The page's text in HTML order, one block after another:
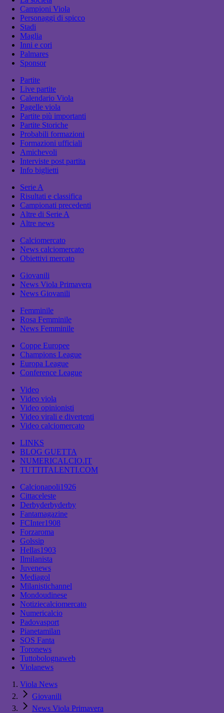
Campioni Viola
Personaggi di spicco
Stadi
Maglia
Inni e cori
Palmares
Sponsor
Partite
Live partite
Calendario Viola
Pagelle viola
Partite più importanti
Partite Storiche
Probabili formazioni
Formazioni ufficiali
Amichevoli
Interviste post partita
Info biglietti
Serie A
Risultati e classifica
Campionati precedenti
Altre di Serie A
Altre news
Calciomercato
News calciomercato
Obiettivi mercato
Giovanili
News Viola Primavera
News Giovanili
Femminile
Rosa Femminile
News Femminile
Coppe Europee
Champions League
Europa League
Conference League
Video
Video viola
Video opinionisti
Video virali e divertenti
Video calciomercato
LINKS
BLOG GUETTA
NUMERICALCIO.IT
TUTTITALENTI.COM
Calcionapoli1926
Cittaceleste
Derbyderbyderby
Fantamagazine
FCInter1908
Forzaroma
Golssip
Hellas1903
Ilmilanista
Juvenews
Mediagol
Milanistichannel
Mondoudinese
Notiziecalciomercato
Numericalcio
Padovasport
Pianetamilan
SOS Fanta
Toronews
Tuttobolognaweb
Violanews
Viola News
Giovanili
News Viola Primavera